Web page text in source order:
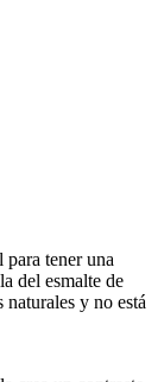
para tener una
del esmalte de
naturales y no está